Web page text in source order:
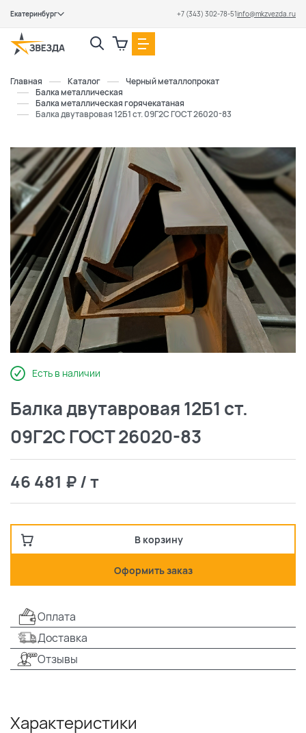
Екатеринбург +7 (343) 302-78-51info@mkzvezda.ru
Главная Каталог
Черный металлопрокат
Балка металлическая
Балка металлическая горячекатаная
Балка двутавровая 12Б1 ст. 09Г2С ГОСТ 26020-83
Есть в наличии
Балка двутавровая 12Б1 ст.
09Г2С ГОСТ 26020-83
46 481 ₽ / т
В корзину
Оформить заказ
Оплата
Доставка
Отзывы
Характеристики